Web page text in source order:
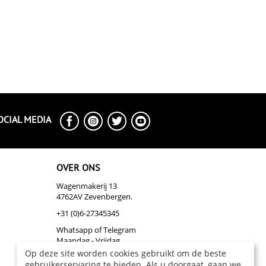
MEDIA
OVER ONS
Wagenmakerij 13
4762AV Zevenbergen.
+31 (0)6-27345345
Whatsapp of Telegram
Maandag - Vrijdag
info@biazakelijk.nl
Op deze site worden cookies gebruikt om de beste